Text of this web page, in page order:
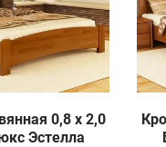
0,8 х 2,0
Эстелла